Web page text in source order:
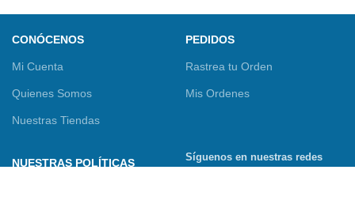
CONÓCENOS
Mi Cuenta
Quienes Somos
Nuestras Tiendas
PEDIDOS
Rastrea tu Orden
Mis Ordenes
NUESTRAS POLÍTICAS
Síguenos en nuestras redes